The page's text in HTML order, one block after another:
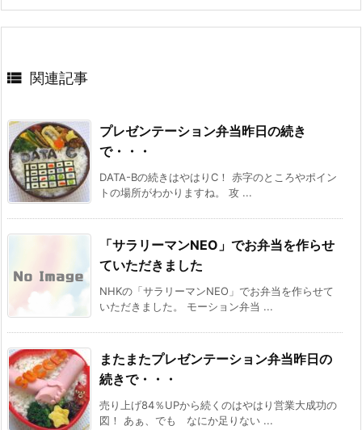
 関連記事
プレゼンテーション弁当昨日の続き
で・・・
DATA-Bの続きはやはりC！ 赤字のところやポイン
トの場所がわかりますね。 攻 ...
「サラリーマンNEO」でお弁当を作らせ
ていただきました
NHKの「サラリーマンNEO」でお弁当を作らせて
いただきました。 モーション弁当 ...
またまたプレゼンテーション弁当昨日の
続きで・・・
売り上げ84％UPから続くのはやはり営業大成功の
図！ あぁ、でも なにか足りない ...